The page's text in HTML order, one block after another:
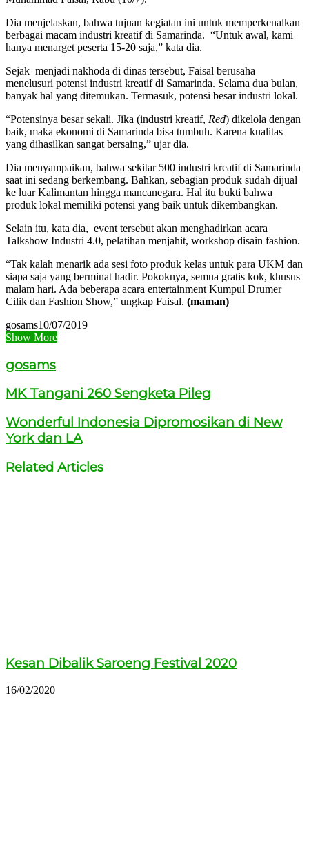
Dia menjelaskan, bahwa tujuan kegiatan ini untuk memperkenalkan
berbagai macam industri kreatif di Samarinda. “Untuk awal, kami
hanya menarget peserta 15-20 saja,” kata dia.
Sejak menjadi nakhoda di dinas tersebut, Faisal berusaha
menelusuri potensi industri kreatif di Samarinda. Selama dua bulan,
banyak hal yang ditemukan. Termasuk, potensi besar industri lokal.
“Potensinya besar sekali. Jika (industri kreatif, Red) dikelola dengan
baik, maka ekonomi di Samarinda bisa tumbuh. Karena kualitas
yang dihasilkan sangat bersaing,” ujar dia.
Dia menyampaikan, bahwa sekitar 500 industri kreatif di Samarinda
saat ini sedang berkembang. Bahkan, sebagian produk sudah dijual
ke luar Kalimantan hingga mancanegara. Hal itu bukti bahwa
produk lokal memiliki potensi yang baik untuk dikembangkan.
Selain itu, kata dia, event tersebut akan menghadirkan acara
Talkshow Industri 4.0, pelatihan menjahit, workshop disain fashion.
“Tak kalah menarik ada sesi foto produk kelas untuk para UKM dan
siapa saja yang berminat hadir. Pokoknya, semua gratis kok, khusus
malam hari. Ada beberapa acara entertainment Kumpul Drumer
Cilik dan Fashion Show,” ungkap Faisal. (maman)
gosams10/07/2019
Show More
gosams
MK Tangani 260 Sengketa Pileg
Wonderful Indonesia Dipromosikan di New
York dan LA
Related Articles
Kesan Dibalik Saroeng Festival 2020
16/02/2020